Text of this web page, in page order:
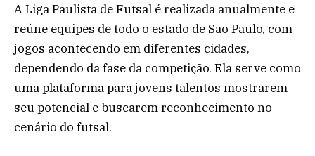
A Liga Paulista de Futsal é realizada anualmente e
reúne equipes de todo o estado de São Paulo, com
jogos acontecendo em diferentes cidades,
dependendo da fase da competição. Ela serve como
uma plataforma para jovens talentos mostrarem
seu potencial e buscarem reconhecimento no
cenário do futsal.